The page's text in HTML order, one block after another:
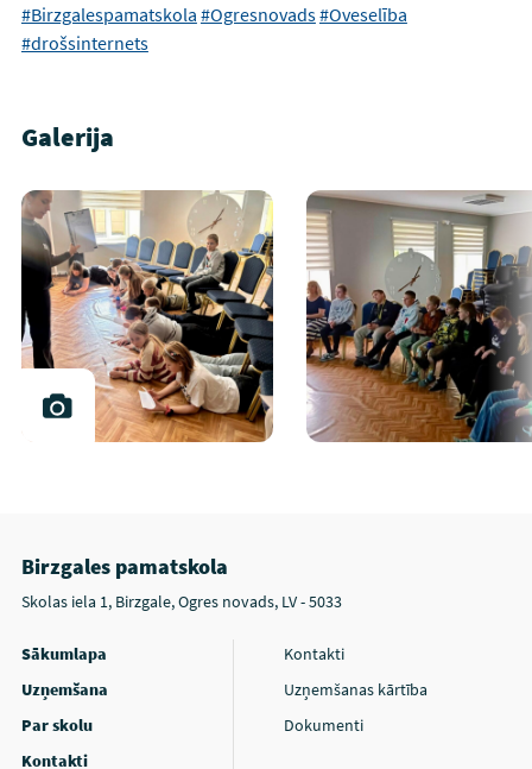
#Birzgalespamatskola #Ogresnovads#Oveselība
#drošsinternets
Galerija
Birzgales pamatskola
Skolas iela 1, Birzgale, Ogres novads, LV - 5033
Sākumlapa
Uzņemšana
Par skolu
Kontakti
Kontakti
Uzņemšanas kārtība
Dokumenti